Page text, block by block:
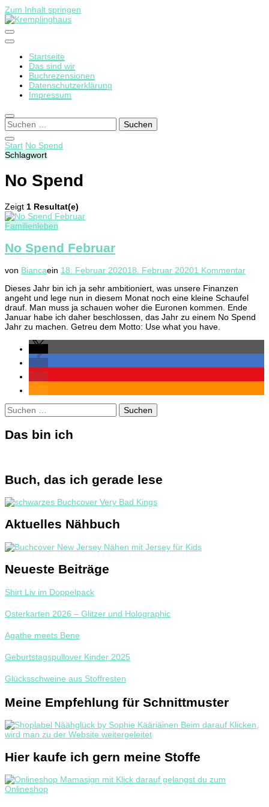
Zum Inhalt springen
Kremplinghaus
Startseite
Das sind wir
Buchrezensionen
Datenschutzerklärung
Impressum
Suchen
nach:
Start No Spend
Schlagwort
No Spend
Zeigt 1 Resultat(e)
Familienleben
No Spend Februar
von Biancaein 18. Februar 202018. Februar 20201 Kommentarzu
Dieses Jahr bin ich ja sehr ambitioniert, was unsere Finanzen
angeht und lege nun in diesem Monat noch eine kleine Schaufel
drauf. Man muss ja schauen woher die Euronen kommen. Ende
Januar habe ich daher beschlossen, das Jahr zu einem No Spend
Jahr zu machen. Getreu dem Motto: Use what you have.
Suchen
nach:
Das bin ich
Buch, das ich gerade lese
Aktuelles Nähbuch
Neueste Beiträge
Shirt Liv im Doppelpack
Osterkarten 2026 – Glitzer und Holographic
Agathe meets Bene
Geburtstagspullover Kinder 2025
Glücksschweine aus Stoffresten
Meine Empfehlung für Schnittmuster
Hier kaufe ich gern meine Stoffe